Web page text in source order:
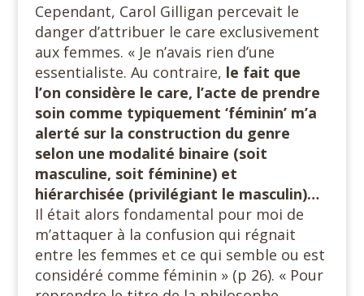
Cependant, Carol Gilligan percevait le
danger d’attribuer le care exclusivement
aux femmes. « Je n’avais rien d’une
essentialiste. Au contraire, le fait que
l’on considère le care, l’acte de prendre
soin comme typiquement ‘féminin’ m’a
alerté sur la construction du genre
selon une modalité binaire (soit
masculine, soit féminine) et
hiérarchisée (privilégiant le masculin)…
Il était alors fondamental pour moi de
m’attaquer à la confusion qui régnait
entre les femmes et ce qui semble ou est
considéré comme féminin » (p 26). « Pour